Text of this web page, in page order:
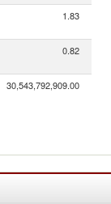
1.83
0.82
30,543,792,909.00